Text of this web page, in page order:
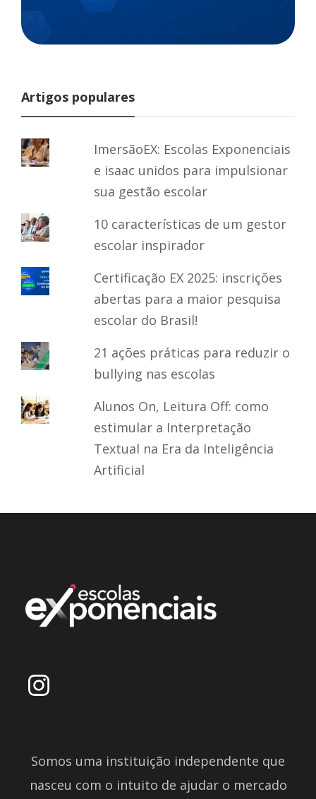
Artigos populares
ImersãoEX: Escolas Exponenciais
e isaac unidos para impulsionar
sua gestão escolar
10 características de um gestor
escolar inspirador
Certificação EX 2025: inscrições
abertas para a maior pesquisa
escolar do Brasil!
21 ações práticas para reduzir o
bullying nas escolas
Alunos On, Leitura Off: como
estimular a Interpretação
Textual na Era da Inteligência
Artificial
Somos uma instituição independente que
nasceu com o intuito de ajudar o mercado